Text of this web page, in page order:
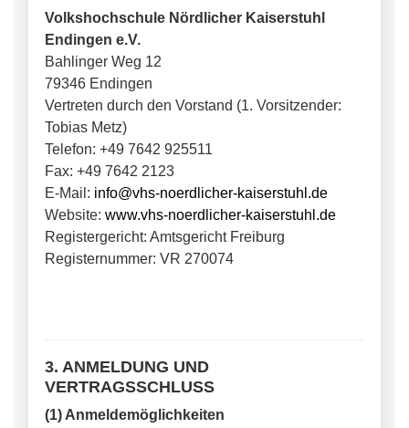
Volkshochschule Nördlicher Kaiserstuhl
Endingen e.V.
Bahlinger Weg 12
79346 Endingen
Vertreten durch den Vorstand (1. Vorsitzender:
Tobias Metz)
Telefon: +49 7642 925511
Fax: +49 7642 2123
E-Mail: info@vhs-noerdlicher-kaiserstuhl.de
Website: www.vhs-noerdlicher-kaiserstuhl.de
Registergericht: Amtsgericht Freiburg
Registernummer: VR 270074
3. ANMELDUNG UND
VERTRAGSSCHLUSS
(1) Anmeldemöglichkeiten